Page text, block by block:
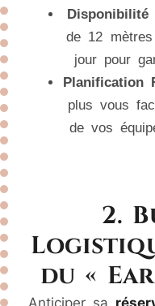
de 12
jour pour
Planification
plus vous
de vos
2.
du «
Anticiper sa